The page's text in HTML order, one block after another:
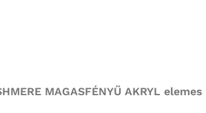
MAGASFÉNYŰ AKRYL elemes